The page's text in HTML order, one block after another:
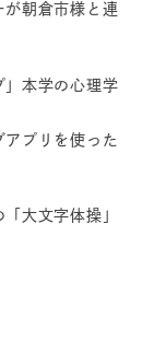
が朝倉市様と連
」本学の心理学
プリを使った
大文字体操」